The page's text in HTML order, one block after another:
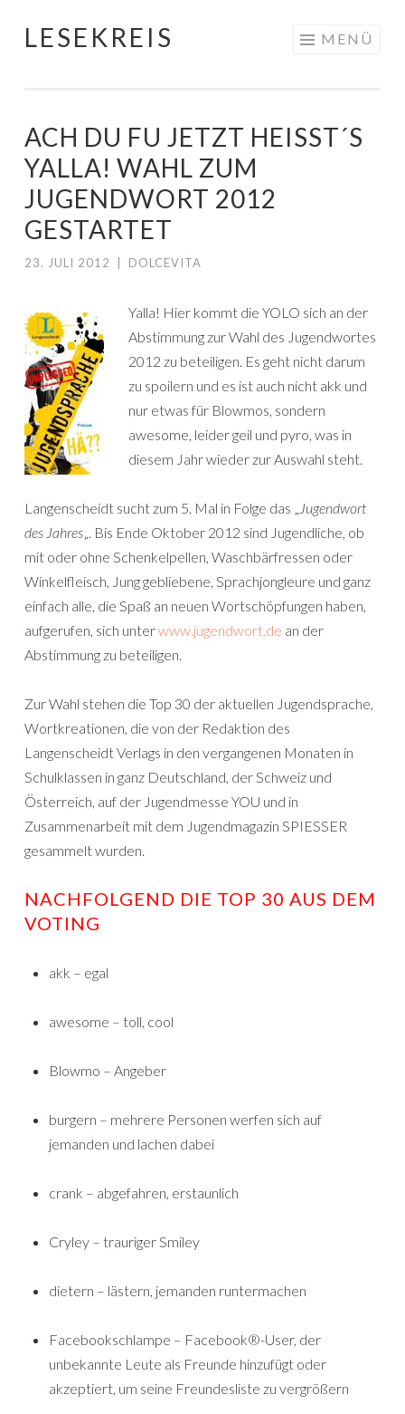
Springe
LESEKREIS MENÜ
ACH DU FU JETZT HEISST´S Y
ALLA! WAHL ZUM J
UGENDWORT 2012 G
ESTARTET
23. JULI 2012 DOLCEVITA
Yalla! Hier kommt die YOLO sich an der
Abstimmung zur Wahl des Jugendwortes
2012 zu beteiligen. Es geht nicht darum
zu spoilern und es ist auch nicht akk und
nur etwas für Blowmos, sondern
awesome, leider geil und pyro, was in
diesem Jahr wieder zur Auswahl steht.
Langenscheidt sucht zum 5. Mal in Folge das „ Jugendwort
des Jahres„. Bis Ende Oktober 2012 sind Jugendliche, ob
mit oder ohne Schenkelpellen, Waschbärfressen oder
Winkelfleisch, Jung gebliebene, Sprachjongleure und ganz
einfach alle, die Spaß an neuen Wortschöpfungen haben,
aufgerufen, sich unterwww.jugendwort.de an der
Abstimmung zu beteiligen.
Zur Wahl stehen die Top 30 der aktuellen Jugendsprache,
Wortkreationen, die von der Redaktion des
Langenscheidt Verlags in den vergangenen Monaten in
Schulklassen in ganz Deutschland, der Schweiz und
Österreich, auf der Jugendmesse YOU und in
Zusammenarbeit mit dem Jugendmagazin SPIESSER
gesammelt wurden.
NACHFOLGEND DIE TOP 30 AUS DEM
VOTING
akk – egal
awesome – toll, cool
Blowmo – Angeber
burgern – mehrere Personen werfen sich auf
jemanden und lachen dabei
crank – abgefahren, erstaunlich
Cryley – trauriger Smiley
dietern – lästern, jemanden runtermachen
Facebookschlampe – Facebook®-User, der
unbekannte Leute als Freunde hinzufügt oder
akzeptiert, um seine Freundesliste zu vergrößern